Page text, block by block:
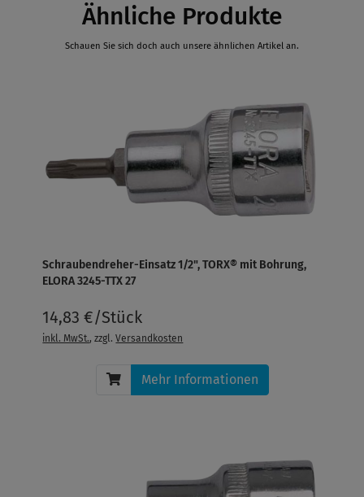
Ähnliche Produkte
Schauen Sie sich doch auch unsere ähnlichen Artikel an.
Schraubendreher-Einsatz 1/2", TORX® mit Bohrung,
ELORA 3245-TTX 27
14,83 €/Stück
inkl. MwSt., zzgl.Versandkosten
Mehr Informationen